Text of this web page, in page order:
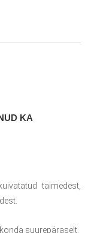
KA
taimedest,
suurepäraselt.